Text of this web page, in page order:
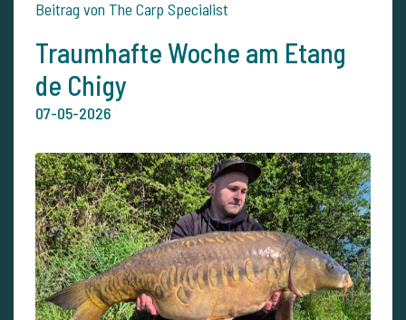
Beitrag von The Carp Specialist
Traumhafte Woche am Etang
de Chigy
07-05-2026